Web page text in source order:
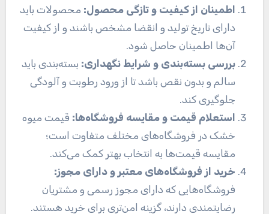
اطمینان از کیفیت و تازگی محصول: محصولات باید
دارای تاریخ تولید و انقضا مشخص باشند و از کیفیت
آن‌ها اطمینان حاصل شود.
بررسی بسته‌بندی و شرایط نگهداری: بسته‌بندی باید
سالم و بدون نقص باشد تا از ورود رطوبت و آلودگی
جلوگیری کند.
استعلام قیمت و مقایسه فروشگاه‌ها: قیمت میوه
خشک در فروشگاه‌های مختلف متفاوت است؛
مقایسه قیمت‌ها به انتخاب بهتر کمک می‌کند.
خرید از فروشگاه‌های معتبر و دارای مجوز:
فروشگاه‌هایی که دارای مجوز رسمی و مشتریان
رضایتمندی دارند، گزینه امن‌تری برای خرید هستند.